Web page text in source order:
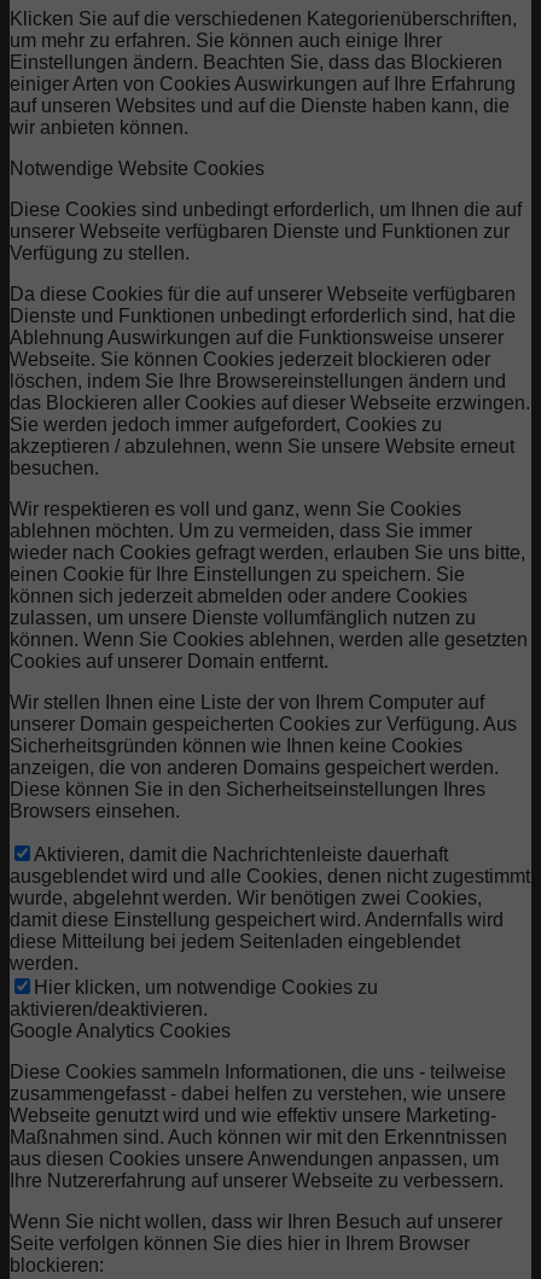
Klicken Sie auf die verschiedenen Kategorienüberschriften,
um mehr zu erfahren. Sie können auch einige Ihrer
Einstellungen ändern. Beachten Sie, dass das Blockieren
einiger Arten von Cookies Auswirkungen auf Ihre Erfahrung
auf unseren Websites und auf die Dienste haben kann, die
wir anbieten können.
Notwendige Website Cookies
Diese Cookies sind unbedingt erforderlich, um Ihnen die auf
unserer Webseite verfügbaren Dienste und Funktionen zur
Verfügung zu stellen.
Da diese Cookies für die auf unserer Webseite verfügbaren
Dienste und Funktionen unbedingt erforderlich sind, hat die
Ablehnung Auswirkungen auf die Funktionsweise unserer
Webseite. Sie können Cookies jederzeit blockieren oder
löschen, indem Sie Ihre Browsereinstellungen ändern und
das Blockieren aller Cookies auf dieser Webseite erzwingen.
Sie werden jedoch immer aufgefordert, Cookies zu
akzeptieren / abzulehnen, wenn Sie unsere Website erneut
besuchen.
Wir respektieren es voll und ganz, wenn Sie Cookies
ablehnen möchten. Um zu vermeiden, dass Sie immer
wieder nach Cookies gefragt werden, erlauben Sie uns bitte,
einen Cookie für Ihre Einstellungen zu speichern. Sie
können sich jederzeit abmelden oder andere Cookies
zulassen, um unsere Dienste vollumfänglich nutzen zu
können. Wenn Sie Cookies ablehnen, werden alle gesetzten
Cookies auf unserer Domain entfernt.
Wir stellen Ihnen eine Liste der von Ihrem Computer auf
unserer Domain gespeicherten Cookies zur Verfügung. Aus
Sicherheitsgründen können wie Ihnen keine Cookies
anzeigen, die von anderen Domains gespeichert werden.
Diese können Sie in den Sicherheitseinstellungen Ihres
Browsers einsehen.
Aktivieren, damit die Nachrichtenleiste dauerhaft
ausgeblendet wird und alle Cookies, denen nicht zugestimmt
wurde, abgelehnt werden. Wir benötigen zwei Cookies,
damit diese Einstellung gespeichert wird. Andernfalls wird
diese Mitteilung bei jedem Seitenladen eingeblendet
werden.
Hier klicken, um notwendige Cookies zu
aktivieren/deaktivieren.
Google Analytics Cookies
Diese Cookies sammeln Informationen, die uns - teilweise
zusammengefasst - dabei helfen zu verstehen, wie unsere
Webseite genutzt wird und wie effektiv unsere Marketing-
Maßnahmen sind. Auch können wir mit den Erkenntnissen
aus diesen Cookies unsere Anwendungen anpassen, um
Ihre Nutzererfahrung auf unserer Webseite zu verbessern.
Wenn Sie nicht wollen, dass wir Ihren Besuch auf unserer
Seite verfolgen können Sie dies hier in Ihrem Browser
blockieren: